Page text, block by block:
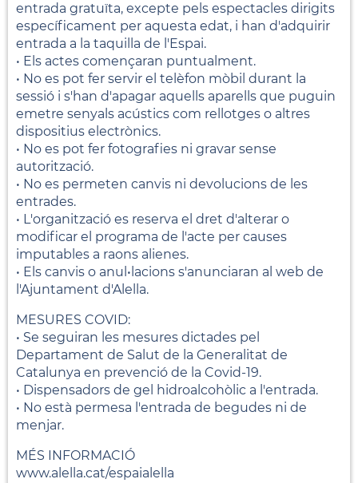
entrada gratuïta, excepte pels espectacles dirigits
específicament per aquesta edat, i han d'adquirir
entrada a la taquilla de l'Espai.
• Els actes començaran puntualment.
• No es pot fer servir el telèfon mòbil durant la
sessió i s'han d'apagar aquells aparells que puguin
emetre senyals acústics com rellotges o altres
dispositius electrònics.
• No es pot fer fotografies ni gravar sense
autorització.
• No es permeten canvis ni devolucions de les
entrades.
• L'organització es reserva el dret d'alterar o
modificar el programa de l'acte per causes
imputables a raons alienes.
• Els canvis o anul•lacions s'anunciaran al web de
l'Ajuntament d'Alella.
MESURES COVID:
• Se seguiran les mesures dictades pel
Departament de Salut de la Generalitat de
Catalunya en prevenció de la Covid-19.
• Dispensadors de gel hidroalcohòlic a l'entrada.
• No està permesa l'entrada de begudes ni de
menjar.
MÉS INFORMACIÓ
www.alella.cat/espaialella